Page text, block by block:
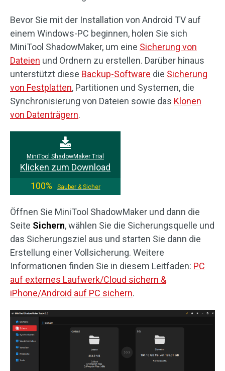
Bevor Sie mit der Installation von Android TV auf
einem Windows-PC beginnen, holen Sie sich
MiniTool ShadowMaker, um eine Sicherung von
Dateien und Ordnern zu erstellen. Darüber hinaus
unterstützt diese Backup-Software die Sicherung
von Festplatten, Partitionen und Systemen, die
Synchronisierung von Dateien sowie das Klonen
von Datenträgern.
MiniTool ShadowMaker Trial
Klicken zum Download
100%
Sauber & Sicher
Öffnen Sie MiniTool ShadowMaker und dann die
Seite Sichern, wählen Sie die Sicherungsquelle und
das Sicherungsziel aus und starten Sie dann die
Erstellung einer Vollsicherung. Weitere
Informationen finden Sie in diesem Leitfaden: PC
auf externes Laufwerk/Cloud sichern &
iPhone/Android auf PC sichern.